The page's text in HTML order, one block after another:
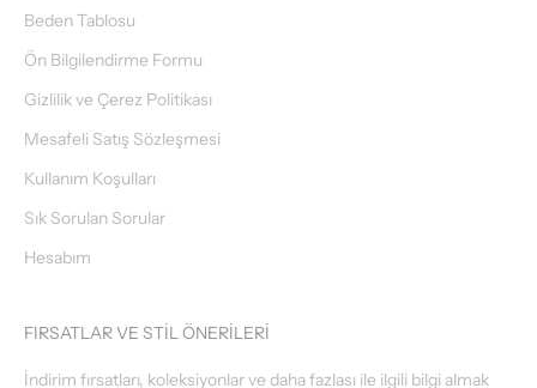
Beden Tablosu
Ön Bilgilendirme Formu
Gizlilik ve Çerez Politikası
Mesafeli Satış Sözleşmesi
Kullanım Koşulları
Sık Sorulan Sorular
Hesabım
FIRSATLAR VE STİL ÖNERİLERİ
İndirim fırsatları, koleksiyonlar ve daha fazlası ile ilgili bilgi almak